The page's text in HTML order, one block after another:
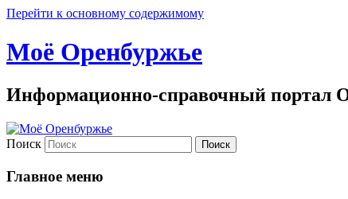
Перейти к основному содержимому
Моё Оренбуржье
Информационно-справочный портал
Поиск
Главное меню